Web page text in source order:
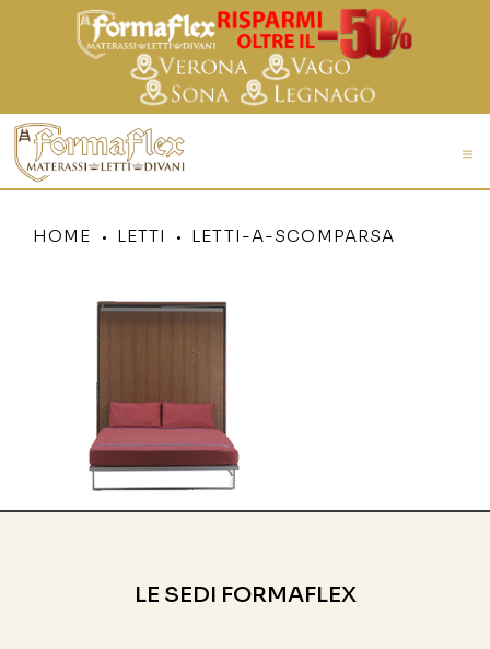
HOME LETTI LETTI-A-SCOMPARSA
LE SEDI FORMAFLEX